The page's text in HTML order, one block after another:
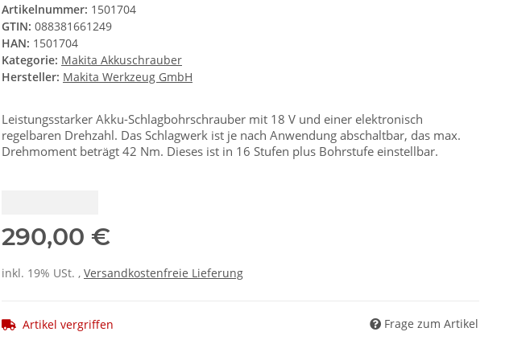
Artikelnummer: 1501704
GTIN: 088381661249
HAN: 1501704
Kategorie: Makita Akkuschrauber
Hersteller: Makita Werkzeug GmbH
Leistungsstarker Akku-Schlagbohrschrauber mit 18 V und einer elektronisch
regelbaren Drehzahl. Das Schlagwerk ist je nach Anwendung abschaltbar, das max.
Drehmoment beträgt 42 Nm. Dieses ist in 16 Stufen plus Bohrstufe einstellbar.
290,00 €
inkl. 19% USt. , Versandkostenfreie Lieferung
Artikel vergriffen Frage zum Artikel